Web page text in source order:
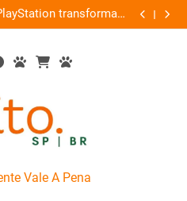
transformam
arena gamer gratuita
Busch
Vale A Pena